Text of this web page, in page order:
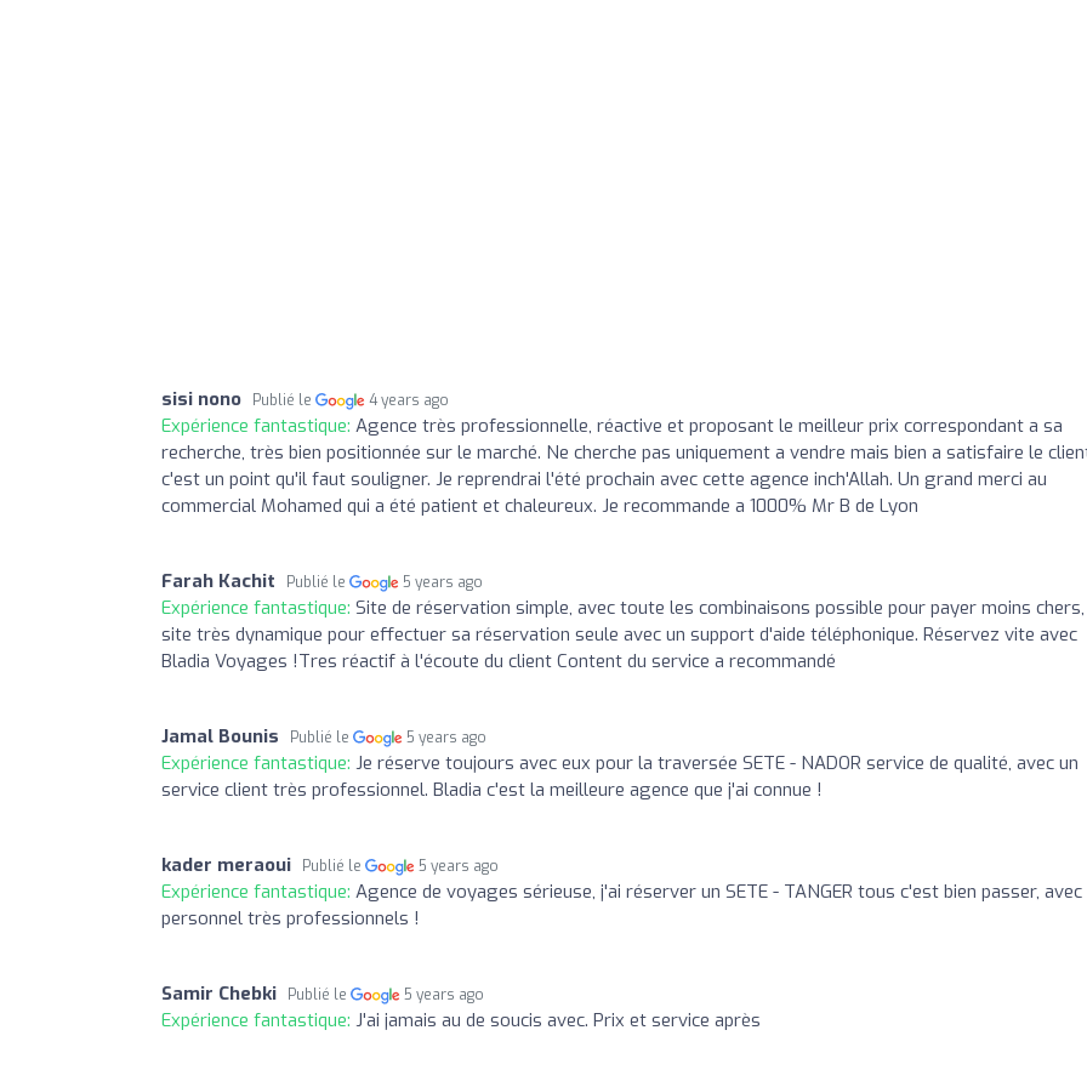
sisi nono Publié le 4 years ago
Expérience fantastique: Agence très professionnelle, réactive et proposant le meilleur prix correspondant a sa
recherche, très bien positionnée sur le marché. Ne cherche pas uniquement a vendre mais bien a satisfaire le
c'est un point qu'il faut souligner. Je reprendrai l'été prochain avec cette agence inch'Allah. Un grand merci au
commercial Mohamed qui a été patient et chaleureux. Je recommande a 1000% Mr B de Lyon
Farah Kachit Publié le 5 years ago
Expérience fantastique: Site de réservation simple, avec toute les combinaisons possible pour payer moins
site très dynamique pour effectuer sa réservation seule avec un support d'aide téléphonique. Réservez vite avec
Bladia Voyages !Tres réactif à l'écoute du client Content du service a recommandé
Jamal Bounis Publié le 5 years ago
Expérience fantastique: Je réserve toujours avec eux pour la traversée SETE - NADOR service de qualité, avec un
service client très professionnel. Bladia c'est la meilleure agence que j'ai connue !
kader meraoui Publié le 5 years ago
Expérience fantastique: Agence de voyages sérieuse, j'ai réserver un SETE - TANGER tous c'est bien passer, avec
personnel très professionnels !
Samir Chebki Publié le 5 years ago
Expérience fantastique: J'ai jamais au de soucis avec. Prix et service après